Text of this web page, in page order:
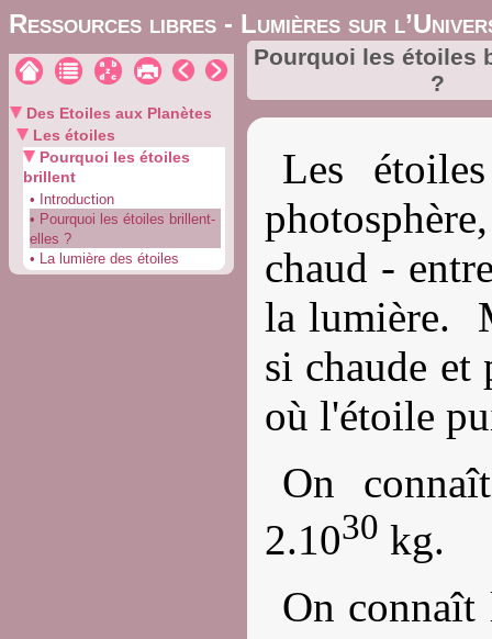
Ressources libres - Lumières sur
Des Etoiles aux Planètes
Les étoiles
Pourquoi les étoiles
brillent
• Introduction
• Pourquoi les étoiles brillent-
elles ?
• La lumière des étoiles
Pourquoi les étoiles
?
Les
chaud -
la lumière.
si chaude et
où l'étoile
On
2.1030 kg.
On connaît